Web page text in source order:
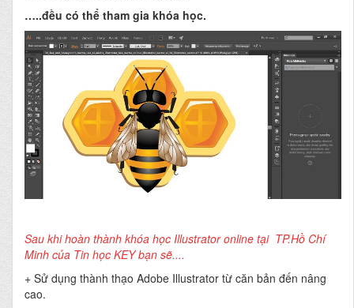
…..đều có thể tham gia khóa học.
Sau khi hoàn thành khóa học Illustrator online tại TP.Hồ Chí
Minh của Tin học KEY bạn sẽ....
+ Sử dụng thành thạo Adobe Illustrator từ căn bản đến nâng
cao.